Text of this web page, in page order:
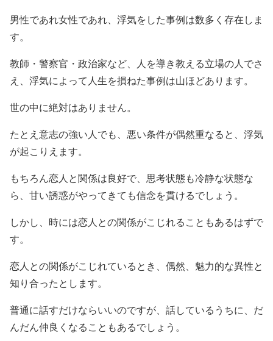
男性であれ女性であれ、浮気をした事例は数多く存在しま
す。
教師・警察官・政治家など、人を導き教える立場の人でさ
え、浮気によって人生を損ねた事例は山ほどあります。
世の中に絶対はありません。
たとえ意志の強い人でも、悪い条件が偶然重なると、浮気
が起こりえます。
もちろん恋人と関係は良好で、思考状態も冷静な状態な
ら、甘い誘惑がやってきても信念を貫けるでしょう。
しかし、時には恋人との関係がこじれることもあるはずで
す。
恋人との関係がこじれているとき、偶然、魅力的な異性と
知り合ったとします。
普通に話すだけならいいのですが、話しているうちに、だ
んだん仲良くなることもあるでしょう。